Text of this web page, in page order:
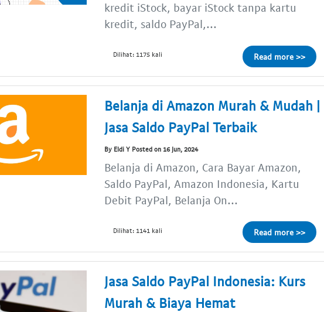
kredit iStock, bayar iStock tanpa kartu
kredit, saldo PayPal,...
Dilihat: 1175 kali Read more >>
Belanja di Amazon Murah & Mudah |
Jasa Saldo PayPal Terbaik
By Eldi Y Posted on 16 Jun, 2024
Belanja di Amazon, Cara Bayar Amazon,
Saldo PayPal, Amazon Indonesia, Kartu
Debit PayPal, Belanja On...
Dilihat: 1141 kali Read more >>
Jasa Saldo PayPal Indonesia: Kurs
Murah & Biaya Hemat